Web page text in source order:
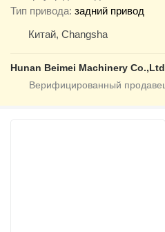
Тип привода задний привод
Китай, Changsha
Hunan Beimei Machinery Co.,Ltd